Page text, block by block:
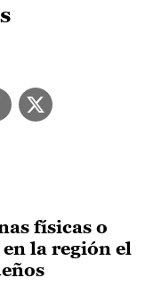
físicas o
la región el